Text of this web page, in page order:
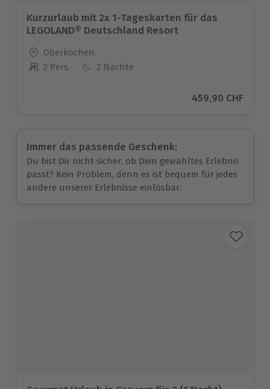
Kurzurlaub mit 2x 1-Tageskarten für das
LEGOLAND® Deutschland Resort
Standort
Oberkochen
Anzahl der Teilnehmer
2 Pers. 2 Nächte
Aktueller Preis
459,90 CHF
Immer das passende Geschenk:
Du bist Dir nicht sicher, ob Dein gewähltes Erlebnis
passt? Kein Problem, denn es ist bequem für jedes
andere unserer Erlebnisse einlösbar.